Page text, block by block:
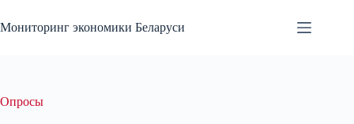
к
сути
Мониторинг экономики Беларуси
Опросы